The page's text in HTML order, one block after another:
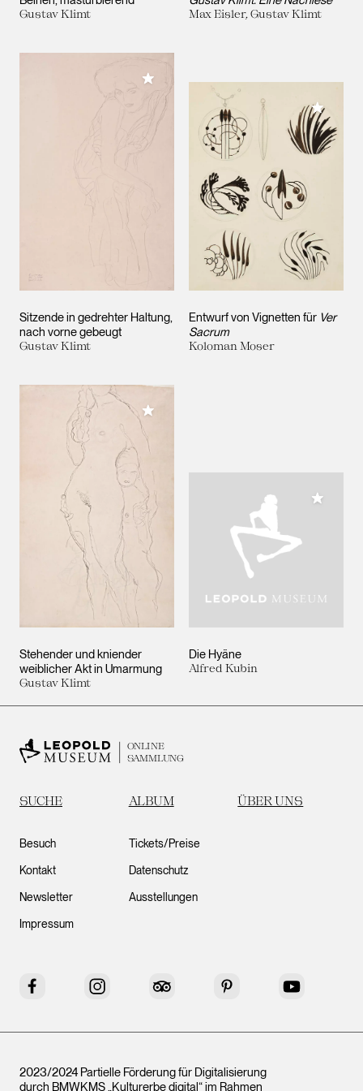
Gustav Klimt Max Eisler, Gustav Klimt
Sitzende in gedrehter Haltung,
nach vorne gebeugt
Gustav Klimt
Meiner Sammlung hinzufügen
Entwurf von Vignetten für Ver
Sacrum
Koloman Moser
Meiner
Stehender und kniender
weiblicher Akt in Umarmung
Gustav Klimt
Meiner Sammlung hinzufügen
Die Hyäne
Alfred Kubin
Meiner
ONLINE
SAMMLUNG
SUCHE ALBUM ÜBER UNS
Besuch
Kontakt
Newsletter
Impressum
Tickets/Preise
Datenschutz
Ausstellungen
Facebook Instagram Tripadvisor Pinterest YouTube
2023/2024 Partielle Förderung für Digitalisierung
durch BMWKMS „Kulturerbe digital“ im Rahmen